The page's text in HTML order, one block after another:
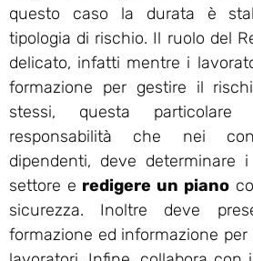
questo caso la durata è
tipologia di rischio. Il ruolo del
delicato, infatti mentre i
formazione per gestire il
stessi, questa
responsabilità che nei
dipendenti, deve determinare
settore e redigere un piano
sicurezza. Inoltre deve
formazione ed informazione per